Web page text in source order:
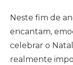
Neste fim de
encantam,
celebrar o
realmente